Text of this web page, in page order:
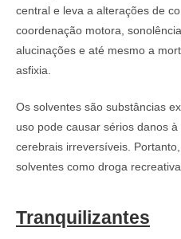
central e leva a alterações de
coordenação motora,
alucinações e até mesmo a
asfixia.
Os solventes são substâncias
uso pode causar sérios danos
cerebrais irreversíveis.
solventes como droga recreativa.
Tranquilizantes